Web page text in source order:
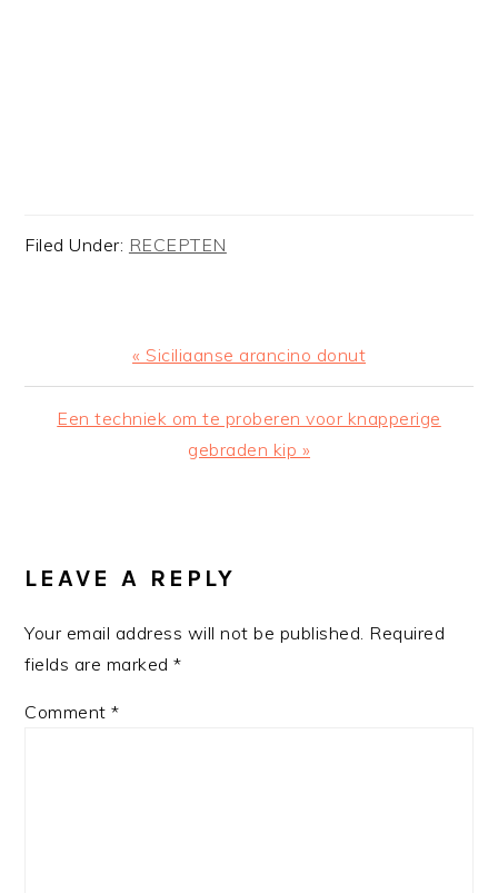
Filed Under: RECEPTEN
Previous
Post:
« Siciliaanse arancino donut
Next
Een techniek om te proberen voor knapperige
gebraden kip »
INTERACTIONS
LEAVE A REPLY
Your email address will not be published. Required
fields are marked*
Comment*